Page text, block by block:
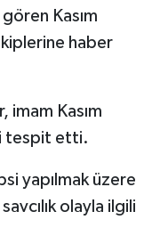
Kasım
haber
imam Kasım
tespit etti.
yapılmak üzere
olayla ilgili